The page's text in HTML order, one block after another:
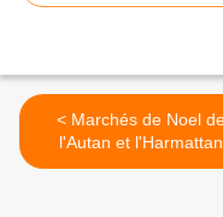
< Marchés de Noel de
l'Autan et l'Harmattan